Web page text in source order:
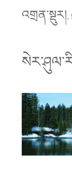
འགྲན་སྡུར།,